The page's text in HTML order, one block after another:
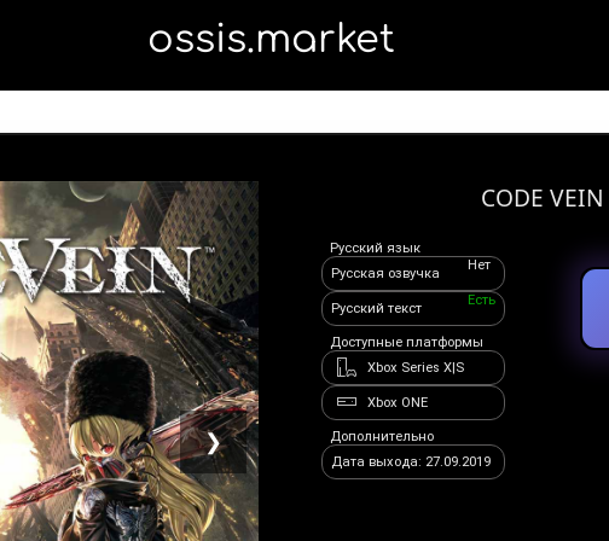
ossis.market
❯
CODE VEIN
Русский язык
Русская озвучка
Нет
Русский текст
Есть
Доступные платформы
Xbox Series X|S
Xbox ONE
Дополнительно
Дата выхода: 27.09.2019